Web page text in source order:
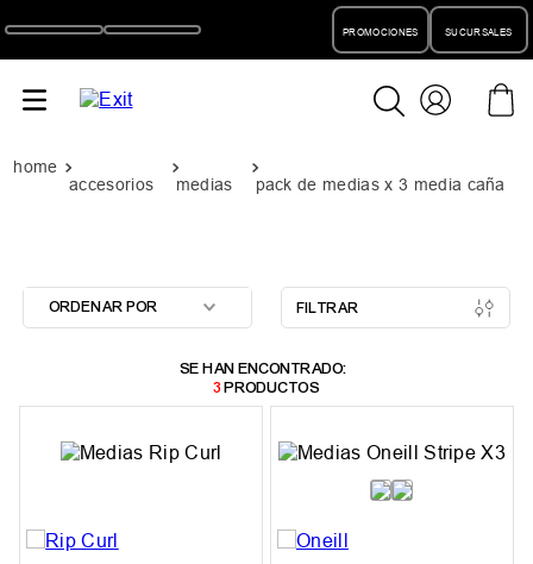
PROMOCIONES SUCURSALES
accesorios medias pack de medias x 3 media caña
ORDENAR POR FILTRAR
3PRODUCTOS